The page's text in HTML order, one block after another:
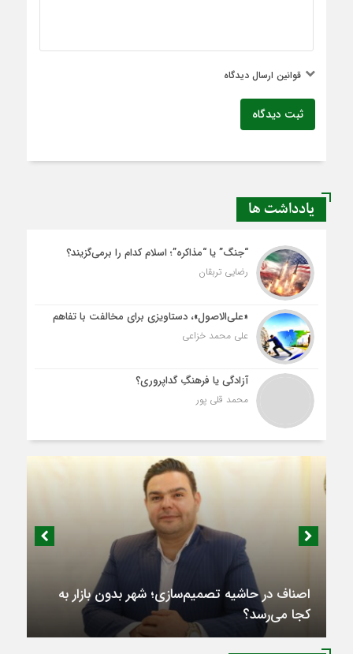
قوانین ارسال دیدگاه
ثبت دیدگاه
یادداشت ها
“جنگ” یا “مذاکره”؛ اسلام کدام را برمی‌گزیند؟
رضایی تربقان
«علی‌الاصول»، دستاویزی برای مخالفت با تفاهم
علی محمد خزاعی
آزادگی یا فرهنگِ گداپروری؟
محمد قلی پور
اصناف در حاشیه تصمیم‌سازی؛ شهر بدون بازار به
کجا می‌رسد؟